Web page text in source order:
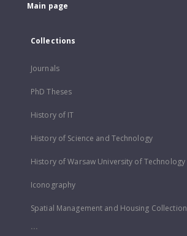
Main page
Collections
Journals
PhD Theses
History of IT
History of Science and Technology
History of Warsaw University of Technology
Iconography
Spatial Management and Housing Collection
...